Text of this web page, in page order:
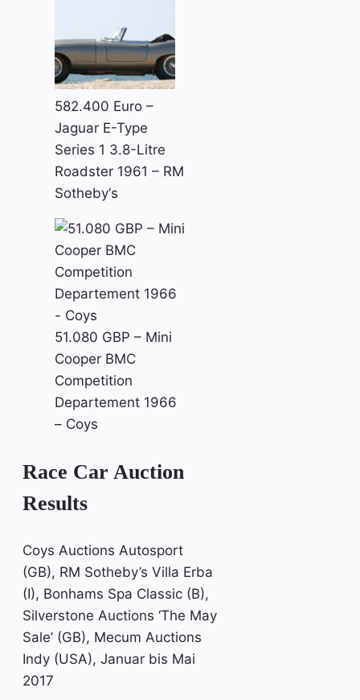
582.400 Euro –
Jaguar E-Type
Series 1 3.8-Litre
Roadster 1961 – RM
Sotheby‘s
51.080 GBP – Mini
Cooper BMC
Competition
Departement 1966
– Coys
Race Car Auction
Results
Coys Auctions Autosport
(GB), RM Sotheby’s Villa Erba
(I), Bonhams Spa Classic (B),
Silverstone Auctions ‘The May
Sale’ (GB), Mecum Auctions
Indy (USA), Januar bis Mai
2017